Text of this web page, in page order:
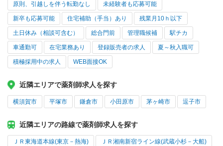
原則、引越しを伴う転勤なし 未経験者も応募可能
新卒も応募可能 住宅補助（手当）あり 残業月10ｈ以下
土日休み（相談可含む） 総合門前 管理職候補 駅チカ
車通勤可 在宅業務あり 登録販売者の求人 夏～秋入職可
積極採用中の求人 WEB面接OK
近隣エリアで薬剤師求人を探す
横須賀市 平塚市 鎌倉市 小田原市 茅ヶ崎市 逗子市
近隣エリアの路線で薬剤師求人を探す
ＪＲ東海道本線(東京－熱海) ＪＲ湘南新宿ライン線(武蔵小杉－大船)